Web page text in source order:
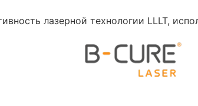
лазерной технологии LLLT,